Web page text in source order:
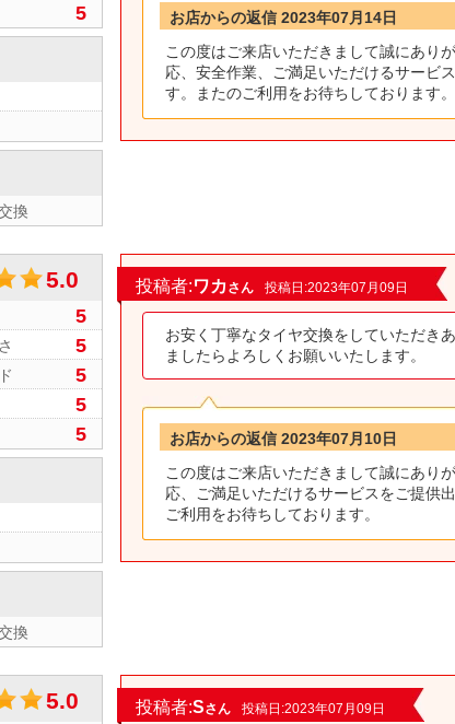
5
換
お店からの返信 2023年07月14日
この度はご来店いただきまして誠にあり
応、安全作業、ご満足いただけるサービ
す。またのご利用をお待ちしております。
5.0
5
5
5
5
5
換
投稿者:ワカさん 投稿日:2023年07月09日
お安く丁寧なタイヤ交換をしていただき
ましたらよろしくお願いいたします。
お店からの返信 2023年07月10日
この度はご来店いただきまして誠にあり
応、ご満足いただけるサービスをご提供
ご利用をお待ちしております。
5.0 投稿者:Sさん 投稿日:2023年07月09日